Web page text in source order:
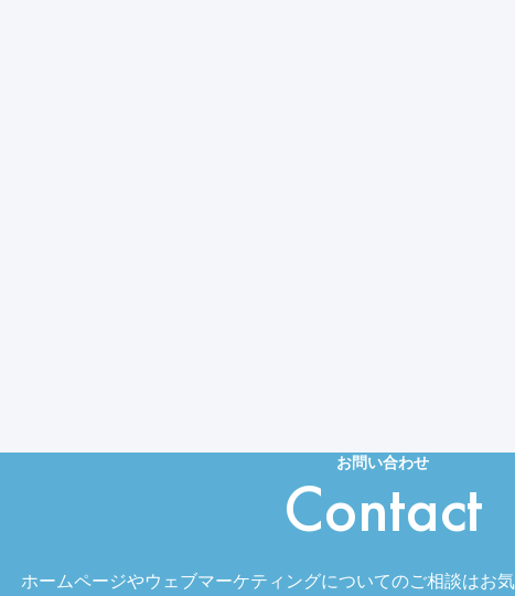
お問い合わせ
Contact
ホームページやウェブマーケティングについてのご相談はお